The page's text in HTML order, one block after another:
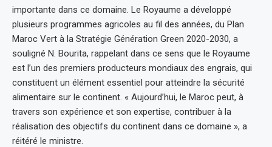
importante dans ce domaine. Le Royaume a développé
plusieurs programmes agricoles au fil des années, du Plan
Maroc Vert à la Stratégie Génération Green 2020-2030, a
souligné N. Bourita, rappelant dans ce sens que le Royaume
est l’un des premiers producteurs mondiaux des engrais, qui
constituent un élément essentiel pour atteindre la sécurité
alimentaire sur le continent. « Aujourd’hui, le Maroc peut, à
travers son expérience et son expertise, contribuer à la
réalisation des objectifs du continent dans ce domaine », a
réitéré le ministre.